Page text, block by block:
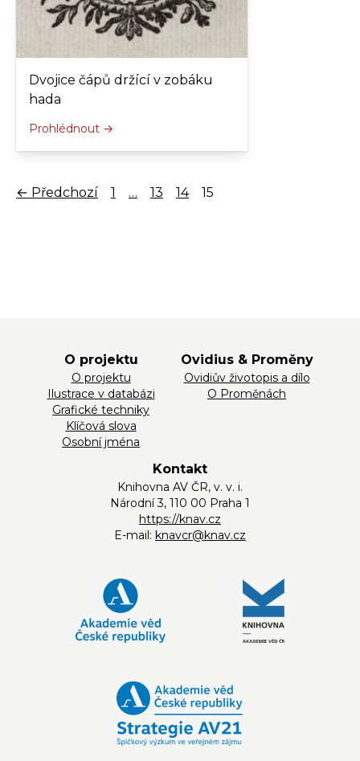
Dvojice čápů držící v zobáku
hada
Prohlédnout →
← Předchozí 1 … 13 14 15
O projektu
O projektu
Ilustrace v databázi
Grafické techniky
Klíčová slova
Osobní jména
Ovidius & Proměny
Ovidiův životopis a dílo
O Proměnách
Kontakt
Knihovna AV ČR, v. v. i.
Národní 3, 110 00 Praha 1
https://knav.cz
E-mail: knavcr@knav.cz